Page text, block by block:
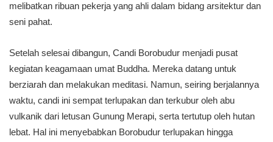
melibatkan ribuan pekerja yang ahli dalam bidang arsitektur dan
seni pahat.
Setelah selesai dibangun, Candi Borobudur menjadi pusat
kegiatan keagamaan umat Buddha. Mereka datang untuk
berziarah dan melakukan meditasi. Namun, seiring berjalannya
waktu, candi ini sempat terlupakan dan terkubur oleh abu
vulkanik dari letusan Gunung Merapi, serta tertutup oleh hutan
lebat. Hal ini menyebabkan Borobudur terlupakan hingga